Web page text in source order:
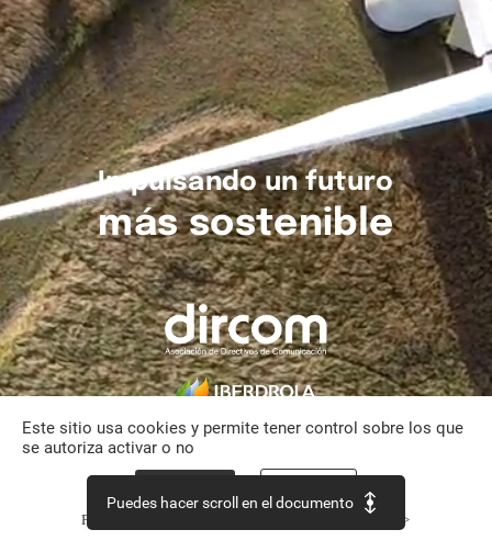
Este sitio usa cookies y permite tener control sobre los que
se autoriza activar o no
Política de confidencialidad Continuar sin aceptar >
Impulsando un futuro
más sostenible
Puedes hacer scroll en el documento